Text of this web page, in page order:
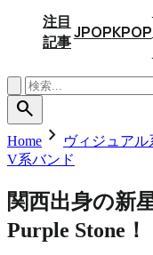
注目
記事JPOPKPOP
search
Home chevron_right ヴィジュアル
V系バンド
関西出身の新
Purple Stone！